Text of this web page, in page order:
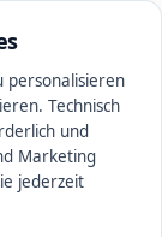
personalisieren
Technisch
und
Marketing
jederzeit